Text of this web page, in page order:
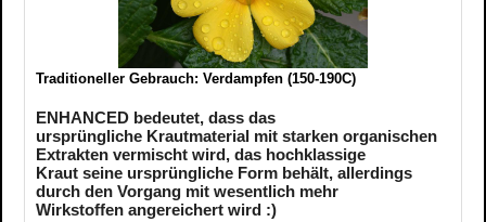
Traditioneller Gebrauch: Verdampfen (150-190C)
ENHANCED bedeutet, dass das
ursprüngliche Krautmaterial mit starken organischen
Extrakten vermischt wird, das hochklassige
Kraut seine ursprüngliche Form behält, allerdings
durch den Vorgang mit wesentlich mehr
Wirkstoffen angereichert wird :)